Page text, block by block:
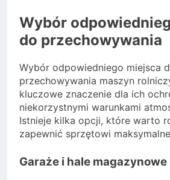
Wybór
do przechowywania
Wybór odpowiedniego miejsca
przechowywania maszyn
kluczowe znaczenie dla ich
niekorzystnymi warunkami
Istnieje kilka opcji, które warto
zapewnić sprzętowi
Garaże i hale magazynowe